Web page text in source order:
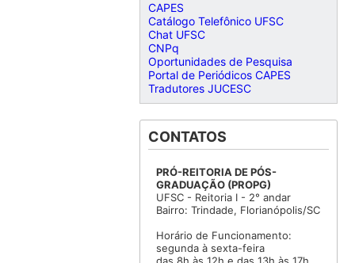
CAPES
Catálogo Telefônico UFSC
Chat UFSC
CNPq
Oportunidades de Pesquisa
Portal de Periódicos CAPES
Tradutores JUCESC
CONTATOS
PRÓ-REITORIA DE PÓS-
GRADUAÇÃO (PROPG)
UFSC - Reitoria I - 2° andar
Bairro: Trindade, Florianópolis/SC
Horário de Funcionamento:
segunda à sexta-feira